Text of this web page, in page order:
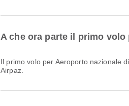
A che ora parte il primo
Il primo volo per Aeroporto nazionale di Santorini con Aegean Airlines parte alle 07:00. Puoi consultare questo orario e confrontare altre opzioni di volo disponibili su
Airpaz.